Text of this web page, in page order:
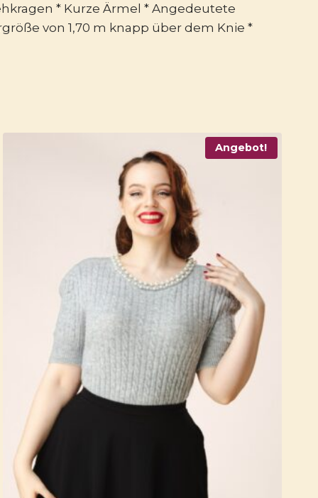
* Kurze Ärmel * Angedeutete
von 1,70 m knapp über dem Knie *
Angebot!